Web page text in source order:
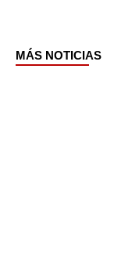
MÁS NOTICIAS